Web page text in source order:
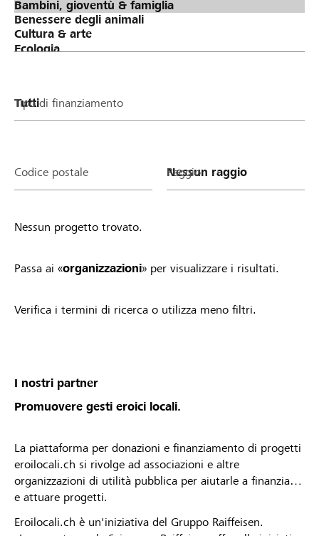
Tipo di finanziamento
Codice postale Raggio
Nessun progetto trovato.
Passa ai «organizzazioni» per visualizzare i risultati.
Verifica i termini di ricerca o utilizza meno filtri.
I nostri partner
Promuovere gesti eroici locali.
La piattaforma per donazioni e finanziamento di progetti
eroilocali.ch si rivolge ad associazioni e altre
organizzazioni di utilità pubblica per aiutarle a finanziare
e attuare progetti.
Eroilocali.ch è un'iniziativa del Gruppo Raiffeisen.